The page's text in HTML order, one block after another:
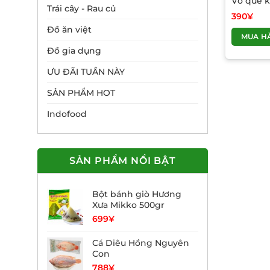
Trái cây - Rau củ
Đồ ăn việt
Đồ gia dụng
ƯU ĐÃI TUẦN NÀY
SẢN PHẨM HOT
Indofood
SẢN PHẨM NỔI BẬT
Bột bánh giò Hương
Xưa Mikko 500gr
699¥
Cá Diêu Hồng Nguyên
Con
788¥
390¥
MUA